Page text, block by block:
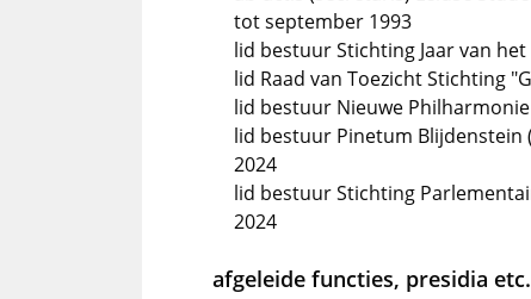
tot september 1993
lid bestuur Stichting Jaar van het
lid Raad van Toezicht Stichting
lid bestuur Nieuwe
lid bestuur Pinetum Blijdenstein
2024
lid bestuur Stichting
2024
afgeleide functies, presidia etc.